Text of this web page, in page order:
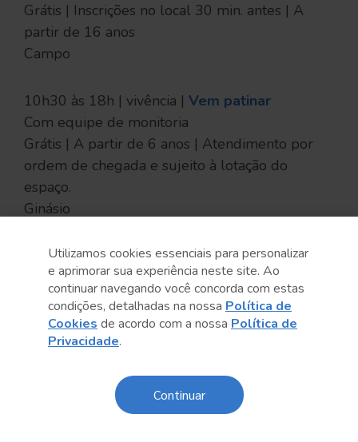
Grátis | Inscrições no local 30 min. antes | A
partir de 16 anos
Campo
10h30 às 18h | vivência | Vem patinar
Com equipe de monitoria
Grátis | A partir de 6 anos | Atendimento por
ordem de chegada e sujeito à lotação do
espaço.
Ginásio
Com Natiely Moraes
Grátis | A partir de 12 anos
Convivência
11h às 12h | aula aberta |
Com educadores em atividades físico-
esportivas do Sesc
Utilizamos cookies essenciais para personalizar
e aprimorar sua experiência neste site. Ao
continuar navegando você concorda com estas
condições, detalhadas na nossa Política de
Cookies de acordo com a nossa Política de
Privacidade.
Continuar